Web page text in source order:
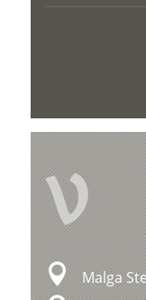
V
Malga